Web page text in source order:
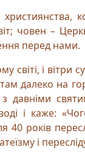
човен –
перед нами.
і вітри
далеко на
з давніми
і каже:
років
і